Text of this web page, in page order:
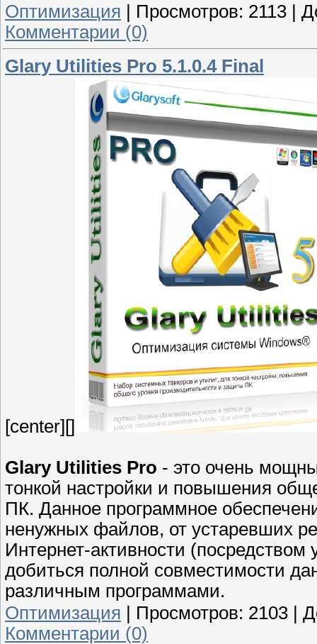
Оптимизация
Просмотров: 2113
Комментарии (0)
Glary Utilities Pro 5.1.0.4 Final
[center][]
Glary Utilities Pro - это очень
тонкой настройки и повышения
ПК. Данное программное
ненужных файлов, от устаревших
Интернет-активности
добиться полной совместимости
различным программами.
Оптимизация | Просмотров: 2103 |
Комментарии (0)